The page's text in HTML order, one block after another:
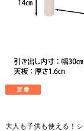
大人も子供も使える！